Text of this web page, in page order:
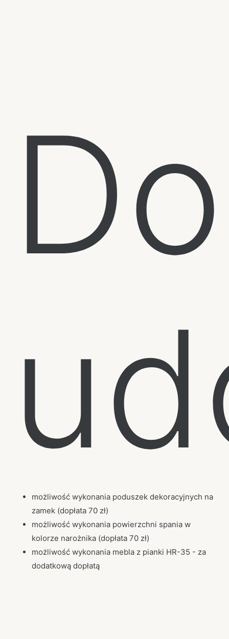
możliwość wykonania poduszek dekoracyjnych na
zamek (dopłata 70 zł)
możliwość wykonania powierzchni spania w
kolorze narożnika (dopłata 70 zł)
możliwość wykonania mebla z pianki HR-35 - za
dodatkową dopłatą